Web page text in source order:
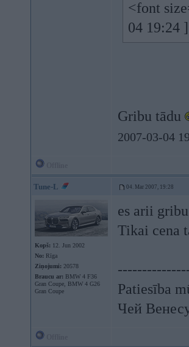
<font
04 19:24
Gribu tādu
2007-03-04
Tune-L 04. Mar 2007, 19:28
Kopš: 12. Jun 2002
No: Rīga
Ziņojumi: 20578
Braucu ar: BMW 4 F36
Gran Coupe, BMW 4 G26
Gran Coupe
es arii
Tikai cena
Patiesība
Чей